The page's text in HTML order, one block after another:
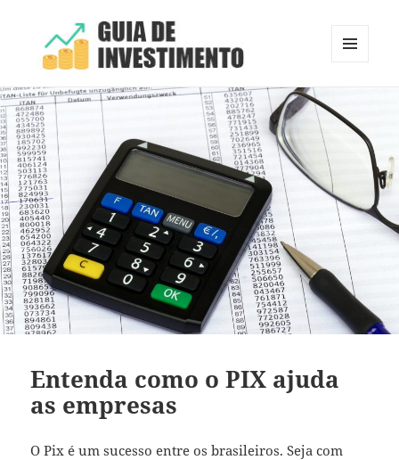
Guia de Investimento
Entenda como o PIX ajuda
as empresas
O Pix é um sucesso entre os brasileiros. Seja com